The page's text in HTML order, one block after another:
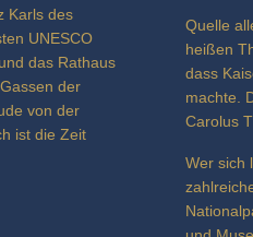
Karls des
UNESCO
das Rathaus
der
von der
ist die Zeit
Quelle
heißen
dass
machte.
Carolus
Wer sich